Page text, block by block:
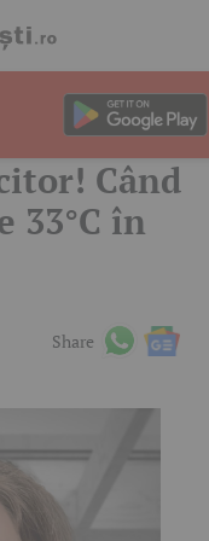
Când
33°C în
Share